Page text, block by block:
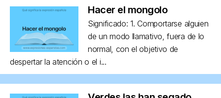
Hacer el mongolo
Significado: 1. Comportarse alguien
de un modo llamativo, fuera de lo
normal, con el objetivo de
despertar la atención o el i...